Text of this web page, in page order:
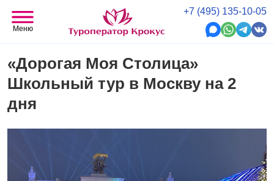
+7 (495) 135-10-05
Меню
«Дорогая Моя Столица»
Школьный тур в Москву на 2
дня